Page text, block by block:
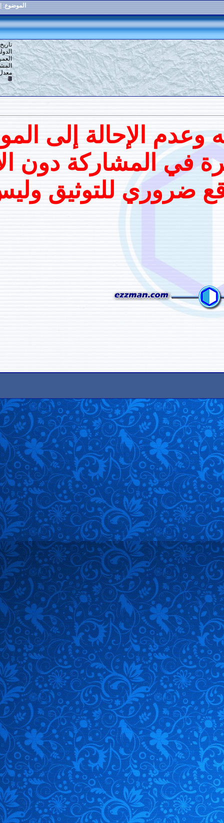
الأحاديث الوارة في الدابة
#
63
تاريخ التسجيل: 16-12-2013
الدولة: القاهرة
العمر: 59
المشاركات: 6,918
معدل تقييم المستوى: 10
إلى الموقع ..
دون الانتقال
للتوثيق وليس